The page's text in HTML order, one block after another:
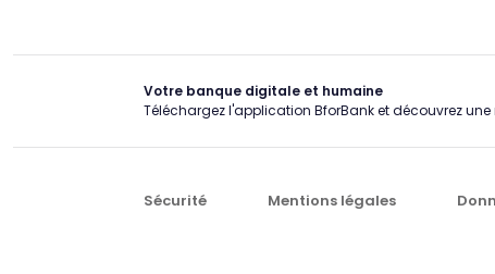
Votre banque digitale et humaine
Téléchargez l'application BforBank et découvrez
Sécurité Mentions légales